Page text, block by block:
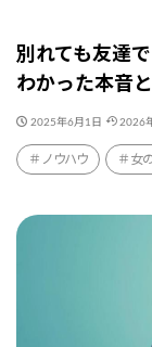
別れても友達
わかった本音
2025年6月1日 2026
ノウハウ 女